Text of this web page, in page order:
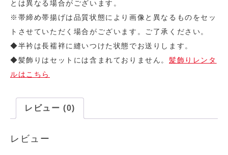
とは異なる場合がございます。
※帯締め帯揚げは品質状態により画像と異なるものをセッ
トさせていただく場合がございます。ご了承ください。
◆半衿は長襦袢に縫いつけた状態でお送りします。
◆髪飾りはセットには含まれておりません。 髪飾りレンタ
ルはこちら
レビュー (0)
レビュー